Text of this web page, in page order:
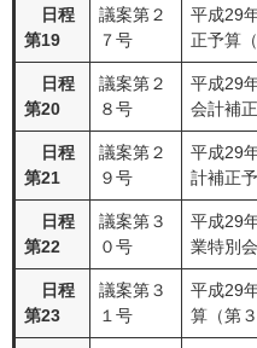
日程
第19
議案第２
７号
平成29
正予算
日程
第20
議案第２
８号
平成29
会計補
日程
第21
議案第２
９号
平成29
計補正
日程
第22
議案第３
０号
平成29
業特別
日程
第23
議案第３
１号
平成29
算（第